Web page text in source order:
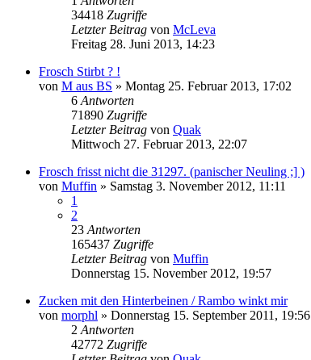
34418 Zugriffe
Letzter Beitrag von McLeva
Freitag 28. Juni 2013, 14:23
Frosch Stirbt ? !
von M aus BS » Montag 25. Februar 2013, 17:02
6 Antworten
71890 Zugriffe
Letzter Beitrag von Quak
Mittwoch 27. Februar 2013, 22:07
Frosch frisst nicht die 31297. (panischer Neuling ;] )
von Muffin » Samstag 3. November 2012, 11:11
1
2
23 Antworten
165437 Zugriffe
Letzter Beitrag von Muffin
Donnerstag 15. November 2012, 19:57
Zucken mit den Hinterbeinen / Rambo winkt mir
von morphl » Donnerstag 15. September 2011, 19:56
2 Antworten
42772 Zugriffe